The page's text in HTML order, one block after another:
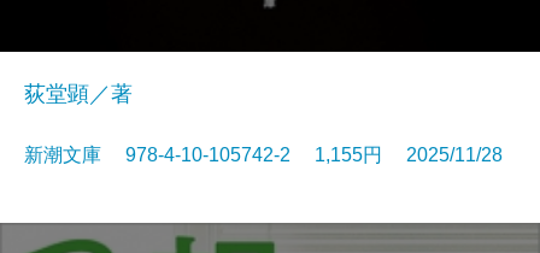
荻堂顕／著
新潮文庫 978-4-10-105742-2 1,155円 2025/11/28